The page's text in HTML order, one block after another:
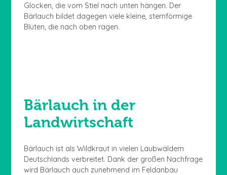
Glocken, die vom Stiel nach unten hängen. Der
Bärlauch bildet dagegen viele kleine, sternförmige
Blüten, die nach oben ragen.
Bärlauch in der
Landwirtschaft
Bärlauch ist als Wildkraut in vielen Laubwäldern
Deutschlands verbreitet. Dank der großen Nachfrage
wird Bärlauch auch zunehmend im Feldanbau